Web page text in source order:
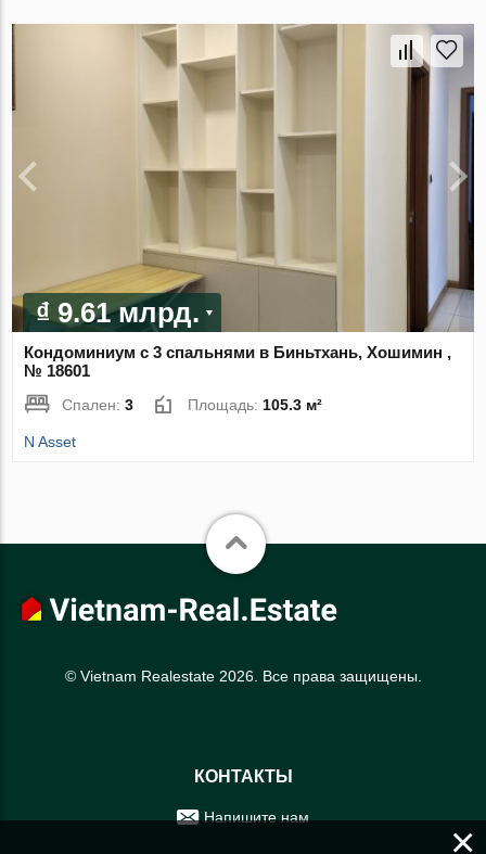
₫ 9.61 млрд.
Кондоминиум с 3 спальнями в Биньтхань, Хошимин ,
№ 18601
Спален:3 Площадь: 105.3 м²
N Asset
© Vietnam Realestate 2026. Все права защищены.
КОНТАКТЫ
Напишите нам
×